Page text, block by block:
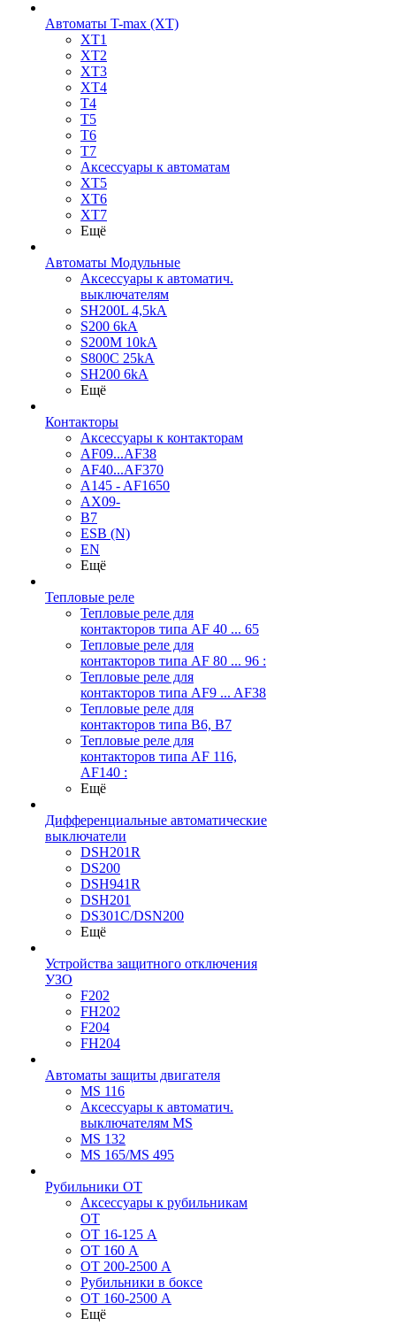
Автоматы T-max (XT)
XT1
XT2
XT3
XT4
T4
T5
T6
T7
Аксессуары к автоматам
XT5
XT6
XT7
Ещё
Автоматы Модульные
Аксессуары к автоматич.
выключателям
SH200L 4,5kA
S200 6kA
S200M 10kA
S800C 25kA
SH200 6kA
Ещё
Контакторы
Аксессуары к контакторам
AF09...AF38
AF40...AF370
A145 - AF1650
AX09-
B7
ESB (N)
EN
Ещё
Тепловые реле
Тепловые реле для
контакторов типа AF 40 ... 65
Тепловые реле для
контакторов типа AF 80 ... 96 :
Тепловые реле для
контакторов типа AF9 ... AF38
Тепловые реле для
контакторов типа В6, В7
Тепловые реле для
контакторов типа AF 116,
AF140 :
Ещё
Дифференциальные автоматические
выключатели
DSH201R
DS200
DSH941R
DSH201
DS301C/DSN200
Ещё
Устройства защитного отключения
УЗО
F202
FH202
F204
FH204
Автоматы защиты двигателя
MS 116
Аксессуары к автоматич.
выключателям MS
MS 132
MS 165/MS 495
Рубильники ОТ
Аксессуары к рубильникам
OT
OT 16-125 А
OT 160 А
OT 200-2500 А
Рубильники в боксе
OT 160-2500 А
Ещё